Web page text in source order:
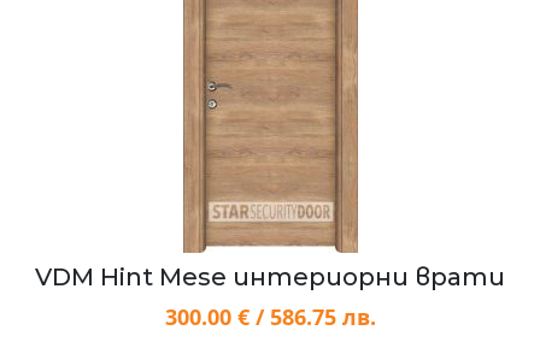
VDM Hint Mese интериорни врати
300.00 € / 586.75 лв.